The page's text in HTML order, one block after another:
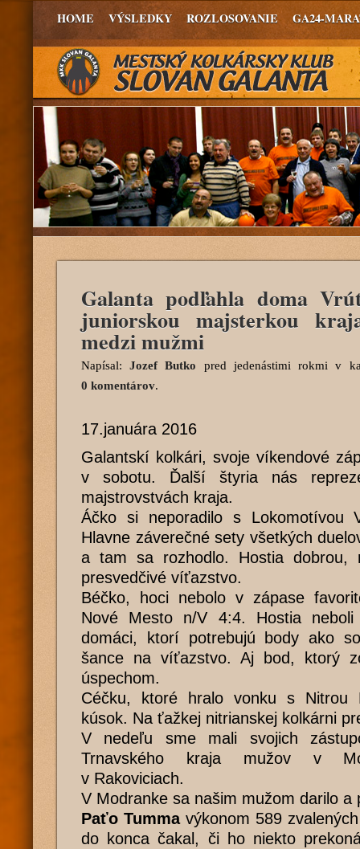
HOME VÝSLEDKY ROZLOSOVANIE GA24-
Galanta podľahla doma
juniorskou majsterkou
medzi mužmi
Napísal:Jozef Butko pred jedenástimi rokmi v
0 komentárov.
17.januára 2016
Galantskí kolkári, svoje víkendové
v sobotu. Ďalší štyria nás
majstrovstvách kraja.
Áčko si neporadilo s Lokomotívou
Hlavne záverečné sety všetkých
a tam sa rozhodlo. Hostia dobrou,
presvedčivé víťazstvo.
Béčko, hoci nebolo v zápase
Nové Mesto n/V 4:4. Hostia
domáci, ktorí potrebujú body ako
šance na víťazstvo. Aj bod, ktorý
úspechom.
Céčku, ktoré hralo vonku s Nitrou
kúsok. Na ťažkej nitrianskej kolkárni
V nedeľu sme mali svojich
Trnavského kraja mužov v
v Rakoviciach.
V Modranke sa našim mužom darilo a
Paťo Tummavýkonom 589
do konca čakal, či ho niekto